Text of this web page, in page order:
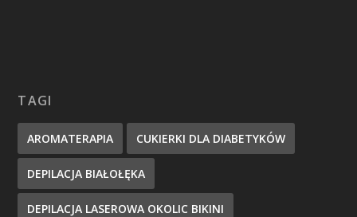
TAGI
AROMATERAPIA CUKIERKI DLA DIABETYKÓW
DEPILACJA BIAŁOŁĘKA
DEPILACJA LASEROWA OKOLIC BIKINI